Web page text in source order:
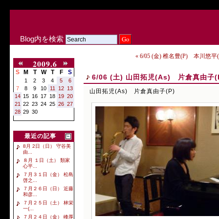
Blog内を検索
2009.6
S M T W T F S
1 2 3 4 5
6
7
8 9 10 11 12 13
14 15 16 17 18 19 20
21
22 23 24 25 26 27
28 29 30
最近の記事
8月 2日（日） 守谷美
由...
８月 １日（土） 類家
心平...
７月３１日（金） 松島
啓之...
７月２６日（日） 近藤
和彦...
７月２５日（土） 林栄
一(...
７月２４日（金） 峰厚
« 6/05 (金) 椎名豊(P) 本川悠
6/06 (土) 山田拓児(As) 片倉真由子
山田拓児(As) 片倉真由子(P)